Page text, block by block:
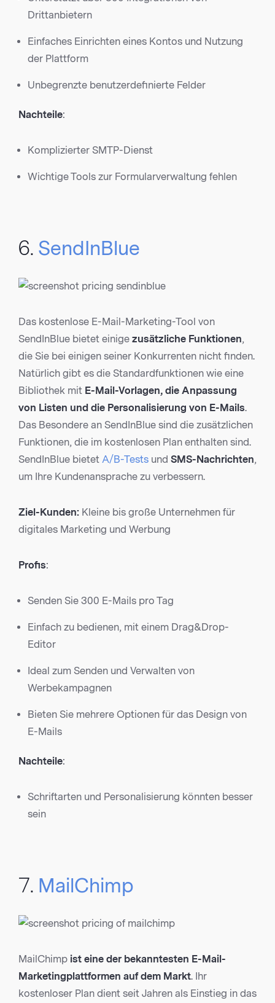
Drittanbietern
Einfaches Einrichten eines Kontos und Nutzung
der Plattform
Unbegrenzte benutzerdefinierte Felder
Nachteile:
Komplizierter SMTP-Dienst
Wichtige Tools zur Formularverwaltung fehlen
6. SendInBlue
Das kostenlose E-Mail-Marketing-Tool von
SendInBlue bietet einige zusätzliche Funktionen,
die Sie bei einigen seiner Konkurrenten nicht finden.
Natürlich gibt es die Standardfunktionen wie eine
Bibliothek mit E-Mail-Vorlagen, die Anpassung
von Listen und die Personalisierung von E-Mails.
Das Besondere an SendInBlue sind die zusätzlichen
Funktionen, die im kostenlosen Plan enthalten sind.
SendInBlue bietet A/B-Tests und SMS-Nachrichten,
um Ihre Kundenansprache zu verbessern.
Ziel-Kunden: Kleine bis große Unternehmen für
digitales Marketing und Werbung
Profis:
Senden Sie 300 E-Mails pro Tag
Einfach zu bedienen, mit einem Drag&Drop-
Editor
Ideal zum Senden und Verwalten von
Werbekampagnen
Bieten Sie mehrere Optionen für das Design von
E-Mails
Nachteile:
Schriftarten und Personalisierung könnten besser
sein
7. MailChimp
MailChimp ist eine der bekanntesten E-Mail-
Marketingplattformen auf dem Markt. Ihr
kostenloser Plan dient seit Jahren als Einstieg in das